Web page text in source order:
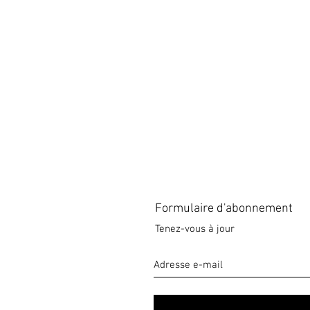
Formulaire d'abonnement
Tenez-vous à jour